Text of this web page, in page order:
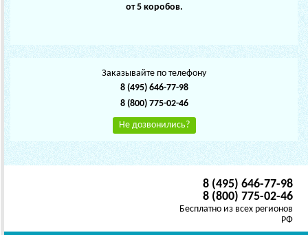
от 5 коробов.
Заказывайте по телефону
8 (495) 646-77-98
8 (800) 775-02-46
Не дозвонились?
8 (495) 646-77-98
8 (800) 775-02-46
Бесплатно из всех регионов
РФ